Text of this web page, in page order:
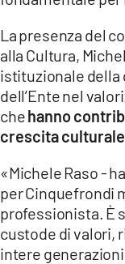
La presenza del
alla Cultura,
istituzionale della
dell’Ente nel
chehanno
crescita
«Michele Raso -
per Cinquefrondi
professionista. È
custode di valori,
intere